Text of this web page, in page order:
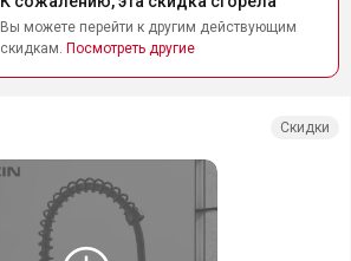
Вы можете перейти к другим действующим
скидкам. Посмотреть другие
Скидки